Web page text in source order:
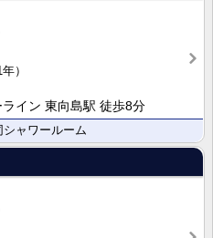
）
イン 東向島駅 徒歩8分
ャワールーム